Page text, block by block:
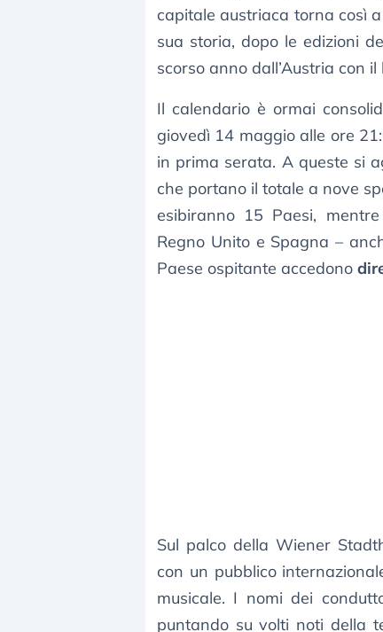
capitale austriaca torna così
sua storia, dopo le edizioni
scorso anno dall’Austria con il
Il calendario è ormai
giovedì 14 maggio alle ore
in prima serata. A queste si
che portano il totale a nove
esibiranno 15 Paesi,
Regno Unito e Spagna –
Paese ospitante accedono
Sul palco della Wiener
con un pubblico
musicale. I nomi dei
puntando su volti noti della